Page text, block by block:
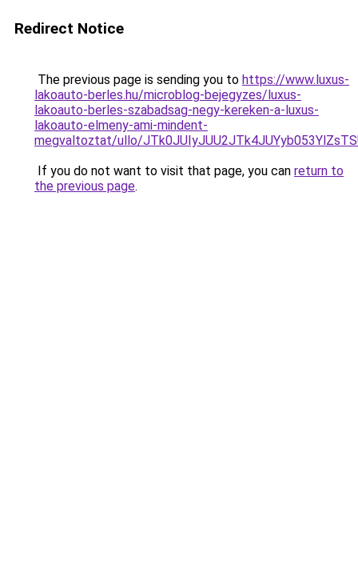
Redirect Notice
The previous page is sending you to https://www.luxus-
lakoauto-berles.hu/microblog-bejegyzes/luxus-
lakoauto-berles-szabadsag-negy-kereken-a-luxus-
lakoauto-elmeny-ami-mindent-
megvaltoztat/ullo/
If you do not want to visit that page, you can return to
the previous page.